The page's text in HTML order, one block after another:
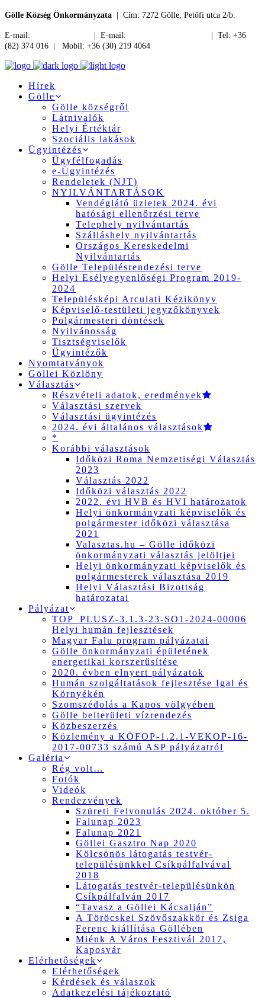
Gölle Község Önkormányzata | Cím: 7272 Gölle, Petőfi utca 2/b.
E-mail: | E-mail:
| Tel: +36
(82) 374 016 | Mobil: +36 (30) 219 4064
Hírek
Gölle
Gölle községről
Látnivalók
Helyi Értéktár
Szociális lakások
Ügyintézés
Ügyfélfogadás
e-Ügyintézés
Rendeletek (NJT)
NYILVÁNTARTÁSOK
Vendéglátó üzletek 2024. évi
hatósági ellenőrzési terve
Telephely nyilvántartás
Szálláshely nyilvántartás
Országos Kereskedelmi
Nyilvántartás
Gölle Településrendezési terve
Helyi Esélyegyenlőségi Program 2019-
2024
Településképi Arculati Kézikönyv
Képviselő-testületi jegyzőkönyvek
Polgármesteri döntések
Nyilvánosság
Tisztségviselők
Ügyintézők
Nyomtatványok
Göllei Közlöny
Választás
Részvételi adatok, eredmények
Választási szervek
Választási ügyintézés
2024. évi általános választások
*
Korábbi választások
Időközi Roma Nemzetiségi Választás
2023
Választás 2022
Időközi választás 2022
2022. évi HVB és HVI határozatok
Helyi önkormányzati képviselők és
polgármester időközi választása
2021
Valasztas.hu – Gölle időközi
önkormányzati választás jelöltjei
Helyi önkormányzati képviselők és
polgármesterek választása 2019
Helyi Választási Bizottság
határozatai
Pályázat
TOP_PLUSZ-3.1.3-23-SO1-2024-00006
Helyi humán fejlesztések
Magyar Falu program pályázatai
Gölle önkormányzati épületének
energetikai korszerűsítése
2020. évben elnyert pályázatok
Humán szolgáltatások fejlesztése Igal és
Környékén
Szomszédolás a Kapos völgyében
Gölle belterületi vízrendezés
Közbeszerzés
Közlemény a KÖFOP-1.2.1-VEKOP-16-
2017-00733 számú ASP pályázatról
Galéria
Rég volt…
Fotók
Videók
Rendezvények
Szüreti Felvonulás 2024. október 5.
Falunap 2023
Falunap 2021
Göllei Gasztro Nap 2020
Kölcsönös látogatás testvér-
településünkkel Csíkpálfalvával
2018
Látogatás testvér-településünkön
Csíkpálfalván 2017
“Tavasz a Göllei Kácsalján”
A Töröcskei Szövőszakkör és Zsiga
Ferenc kiállítása Göllében
Miénk A Város Fesztivál 2017,
Kaposvár
Elérhetőségek
Elérhetőségek
Kérdések és válaszok
Adatkezelési tájékoztató